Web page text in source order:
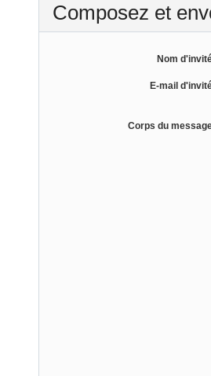
Composez et
Nom
E-mail
Corps du